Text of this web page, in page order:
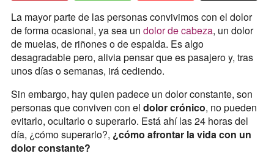
La mayor parte de las personas convivimos con el dolor
de forma ocasional, ya sea un dolor de cabeza, un dolor
de muelas, de riñones o de espalda. Es algo
desagradable pero, alivia pensar que es pasajero y, tras
unos días o semanas, irá cediendo.
Sin embargo, hay quien padece un dolor constante, son
personas que conviven con el dolor crónico, no pueden
evitarlo, ocultarlo o superarlo. Está ahí las 24 horas del
día, ¿cómo superarlo?, ¿cómo afrontar la vida con un
dolor constante?